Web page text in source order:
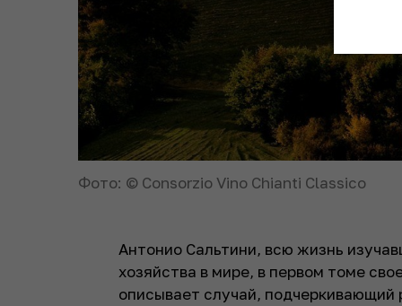
Фото: © Consorzio Vino Chianti Classico
Антонио Сальтини, всю жизнь
хозяйства в мире, в первом томе
описывает случай,